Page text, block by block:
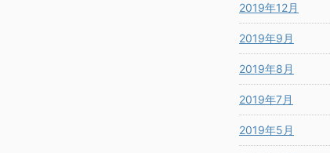
2019年12月
2019年9月
2019年8月
2019年7月
2019年5月